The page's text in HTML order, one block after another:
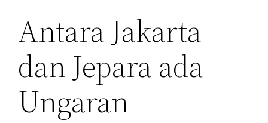
Antara Jakarta
dan Jepara ada
Ungaran